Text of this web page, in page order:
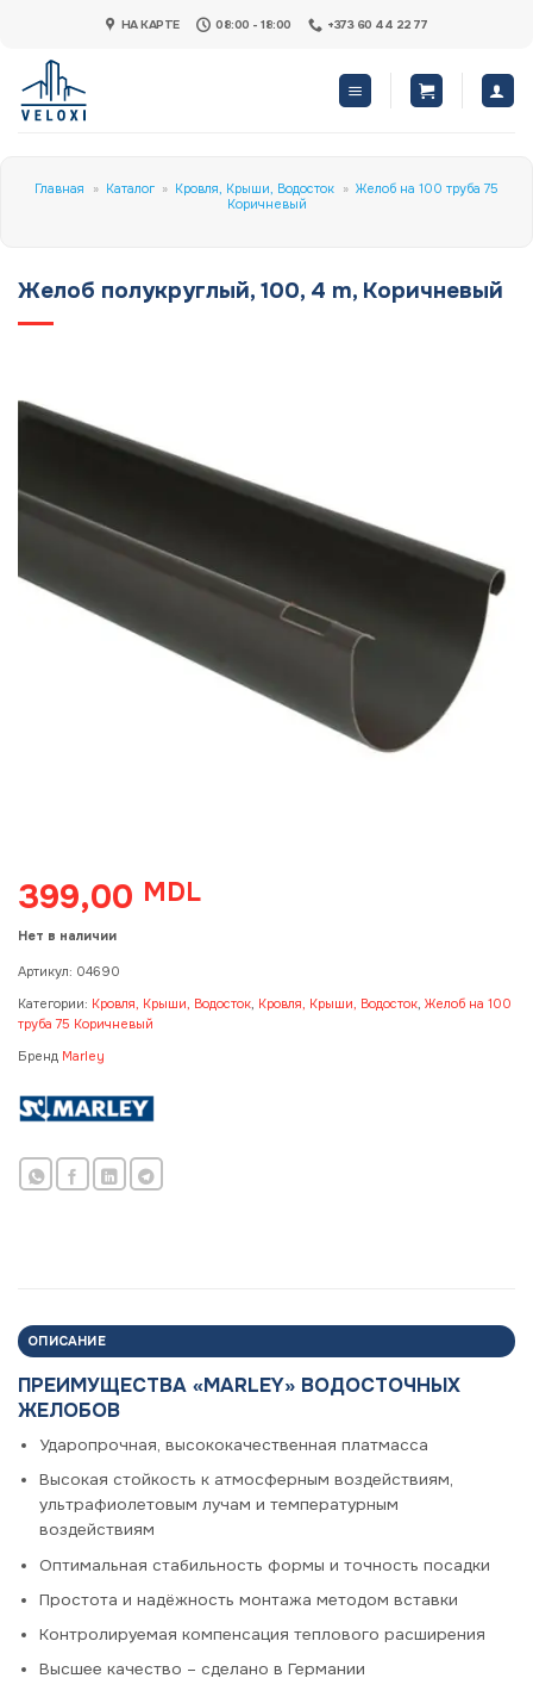
content
НА КАРТЕ 08:00 - 18:00 +373 60 44 22 77
Главная » Каталог » Кровля, Крыши, Водосток » Желоб на 100 труба 75
Коричневый
Желоб полукруглый, 100, 4 m, Коричневый
399,00 MDL
Нет в наличии
Артикул: 04690
Категории: Кровля, Крыши, Водосток, Кровля, Крыши, Водосток, Желоб на 100
труба 75 Коричневый
Бренд Marley
ОПИСАНИЕ
ПРЕИМУЩЕСТВА «MARLEY» ВОДОСТОЧНЫХ
ЖЕЛОБОВ
Ударопрочная, высококачественная платмасса
Высокая стойкость к атмосферным воздействиям,
ультрафиолетовым лучам и температурным
воздействиям
Оптимальная стабильность формы и точность посадки
Простота и надёжность монтажа методом вставки
Контролируемая компенсация теплового расширения
Высшее качество – сделано в Германии